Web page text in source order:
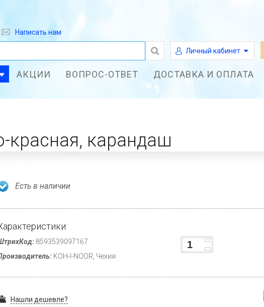
Написать нам
Личный кабинет
АКЦИИ ВОПРОС-ОТВЕТ ДОСТАВКА И ОПЛАТА
красная, карандаш
Есть в наличии
8593539097167
KOH-I-NOOR, Чехия
Нашли дешевле?